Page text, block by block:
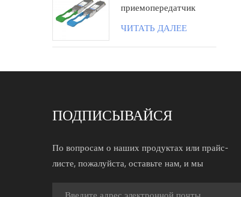
приемопередатчик
100G QSFP28 BIDI 40
ЧИТАТЬ ДАЛЕЕ
ПОДПИСЫВАЙСЯ
По вопросам о наших продуктах или прайс-
листе, пожалуйста, оставьте нам, и мы